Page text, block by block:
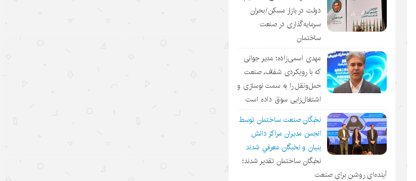
دولت در بازار مسکن/بحران
سرمایه‌گذاری در صنعت
ساختمان
مهدی اسمی‌زاده؛ مدیر جوانی
که با رویکردی شفاف، صنعت
حمل‌ونقل را به سمت نوسازی و
اشتغال‌زایی سوق داده است
نخبگان صنعت ساختمان توسط
انجمن مديران مراكز دانش
بنيان و نخبگان معرفي شدند
نخبگان ساختمان تقدیر شدند؛
آینده‌ای روشن برای صنعت